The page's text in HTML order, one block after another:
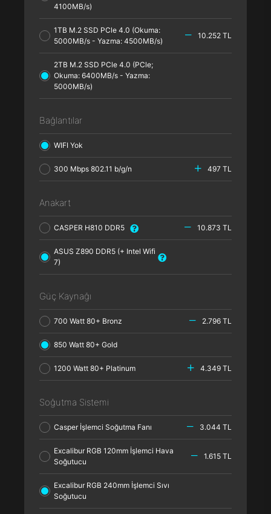
4100MB/s)
1TB M.2 SSD PCle 4.0 (Okuma:
5000MB/s - Yazma: 4500MB/s)
10.252 TL
2TB M.2 SSD PCle 4.0 (PCle;
Okuma: 6400MB/s - Yazma:
5000MB/s)
Bağlantılar
WIFI Yok
300 Mbps 802.11 b/g/n 497 TL
Anakart
CASPER H810 DDR5 10.873 TL
ASUS Z890 DDR5 (+ Intel Wifi
7)
Güç Kaynağı
700 Watt 80+ Bronz 2.796 TL
850 Watt 80+ Gold
1200 Watt 80+ Platinum 4.349 TL
Soğutma Sistemi
Casper İşlemci Soğutma Fanı 3.044 TL
Excalibur RGB 120mm İşlemci Hava
Soğutucu
1.615 TL
Excalibur RGB 240mm İşlemci Sıvı
Soğutucu